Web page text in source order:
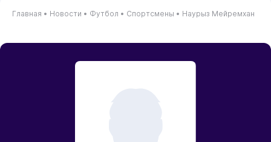
Главная • Новости • Футбол • Спортсмены • Наурыз Мейремхан